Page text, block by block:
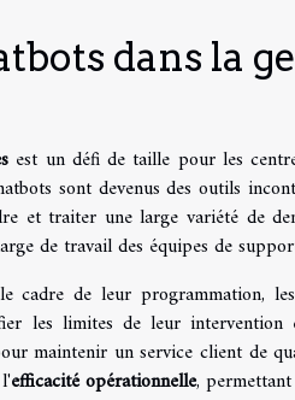
dans la
est un défi de taille pour les
sont devenus des outils
et traiter une large variété de
de travail des équipes de
cadre de leur programmation,
les limites de leur
maintenir un service client de
efficacité opérationnelle,